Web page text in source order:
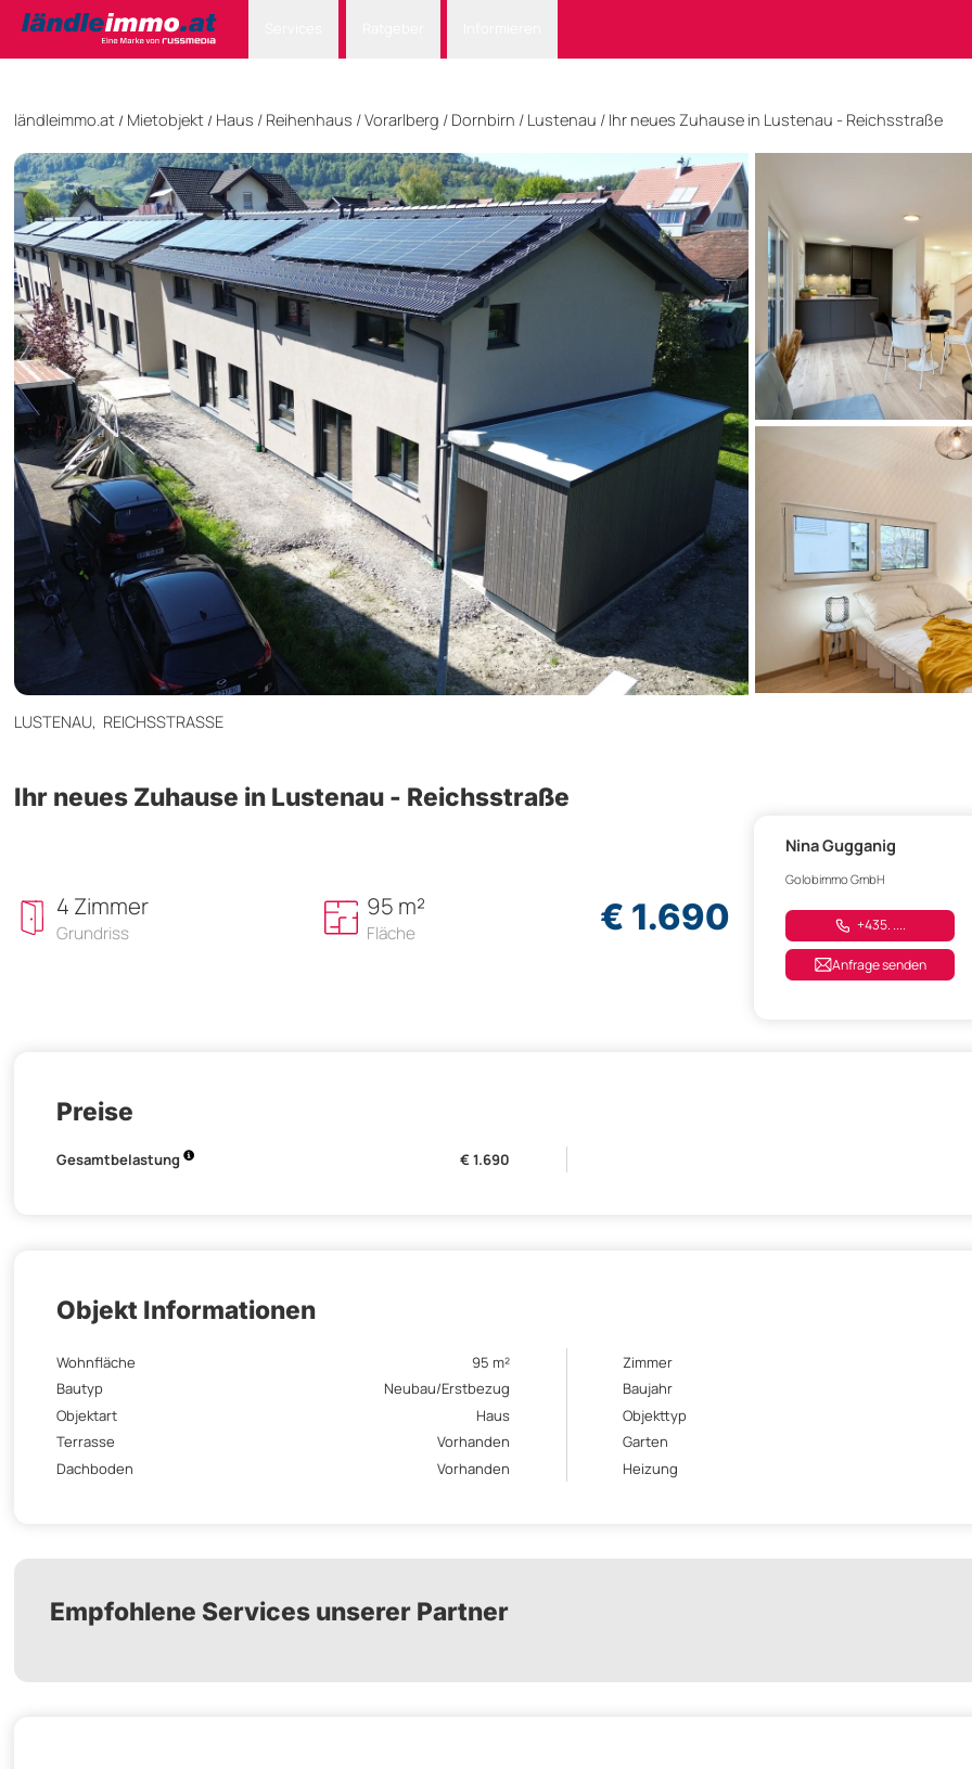
ländleimmo.at / Mietobjekt / Haus / Reihenhaus /Vorarlberg / Dornbirn / Lustenau / Ihr neues Zuhause in Lustenau - Reichsstraße
LUSTENAU, REICHSSTRASSE
Ihr neues Zuhause in Lustenau - Reichsstraße
4 Zimmer
Grundriss
95 m²
Fläche € 1.690
Nina Gugganig
Golobimmo GmbH
+435. ....
Anfrage senden
Preise
Gesamtbelastung € 1.690
Objekt Informationen
Wohnfläche 95 m² Zimmer
Bautyp
Neubau/Erstbezug Baujahr
Objektart
Haus Objekttyp
Terrasse
Vorhanden Garten
Dachboden
Vorhanden Heizung
Empfohlene Services unserer Partner